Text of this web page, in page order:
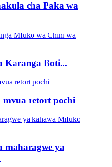
cha Paka wa
Karanga Boti...
mvua retort pochi
maharagwe ya